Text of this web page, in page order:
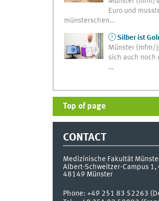
Euro und
münsterschen…
Silber ist
Münster (mfm/
sich auch noch
…
Top of page
CONTACT
Medizinische Fakultät
Albert-Schweitzer-Campus 1,
48149 Münster
Phone: +49 251 83 52263